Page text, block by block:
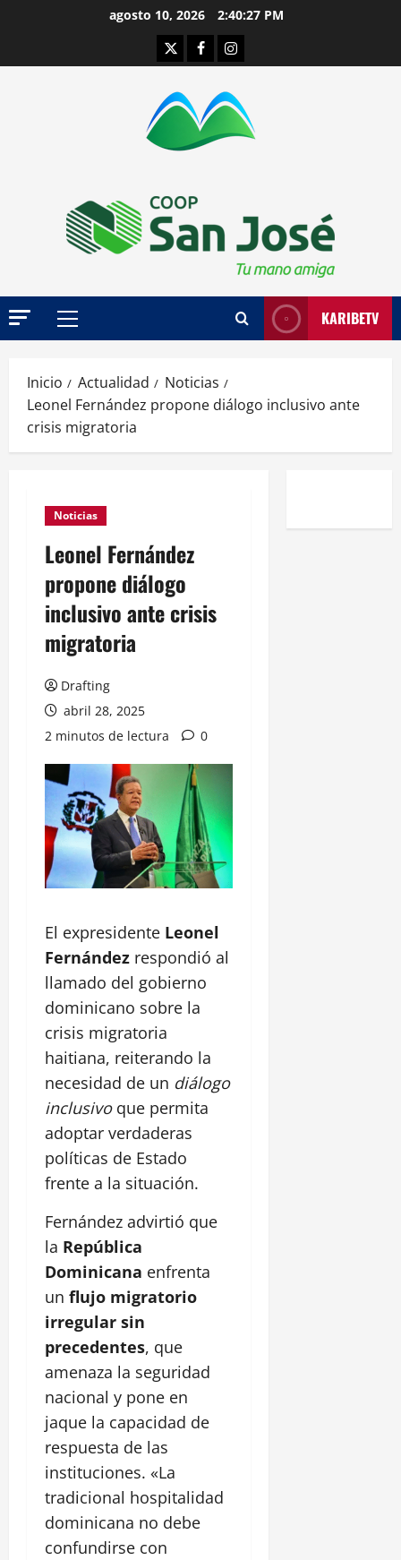
agosto 10, 2026 2:40:28 PM
TwitterFacebookInstagram
Menú
KARIBETV
Inicio Actualidad
Noticias
Leonel Fernández propone diálogo inclusivo ante
crisis migratoria
Noticias
Leonel Fernández
propone diálogo
inclusivo ante crisis
migratoria
Drafting
abril 28, 2025
2 minutos de lectura
0
El expresidente Leonel
Fernández respondió al
llamado del gobierno
dominicano sobre la
crisis migratoria
haitiana, reiterando la
necesidad de un diálogo
inclusivoque permita
adoptar verdaderas
políticas de Estado
frente a la situación.
Fernández advirtió que
la República
Dominicana enfrenta
un flujo migratorio
irregular sin
precedentes, que
amenaza la seguridad
nacional y pone en
jaque la capacidad de
respuesta de las
instituciones. «La
tradicional hospitalidad
dominicana no debe
confundirse con